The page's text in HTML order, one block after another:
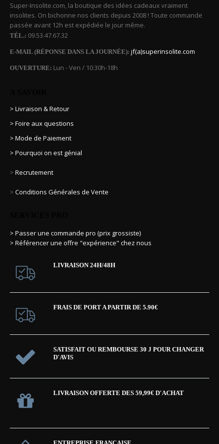
Super-Insolite.com, la boutique des idées cadeaux vraiment
insolites. On bichonne nos clients depuis 2008 ! Toute commande
passée avant 12h est expédiée le jour même.
TÉL.: 09.53.47.67.32
E-MAIL (RÉPONSE DANS LA JOURNÉE): jf(a)superinsolite.com
OUVERTURE: Lun - Ven / 10:30h-18h
> Livraison & Retour
> Foire aux questions
> Mode de Paiement
> Pourquoi on est génial
> Recrutement
> Conditions Générales de Vente
> Passer une commande pro (prix grossiste)
> Référencer une offre "expérience" chez nous
LIVRAISON 24H/48H
FRAIS DE PORT A PARTIR DE 5.90€
SATISFAIT OU REMBOURSE 30 J POUR CHANGER
D'AVIS
LIVRAISON OFFERTE DES 59,99€ D'ACHAT